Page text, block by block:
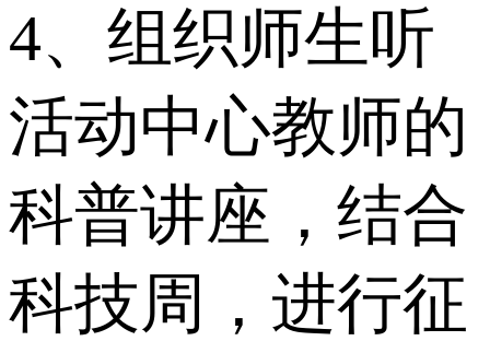
4、组织师生听
活动中心教师的
科普讲座，结合
科技周，进行征